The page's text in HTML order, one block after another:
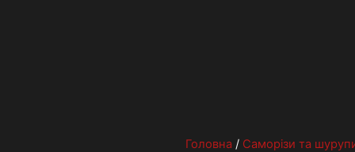
Головна / Саморізи та